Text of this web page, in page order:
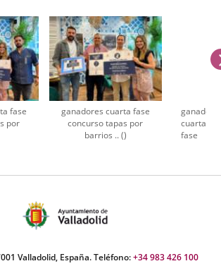
fase
por
ganadores cuarta fase
concurso tapas por
barrios .. ()
cuarta
fase
Valladolid, España. Teléfono:+34 983 426 100